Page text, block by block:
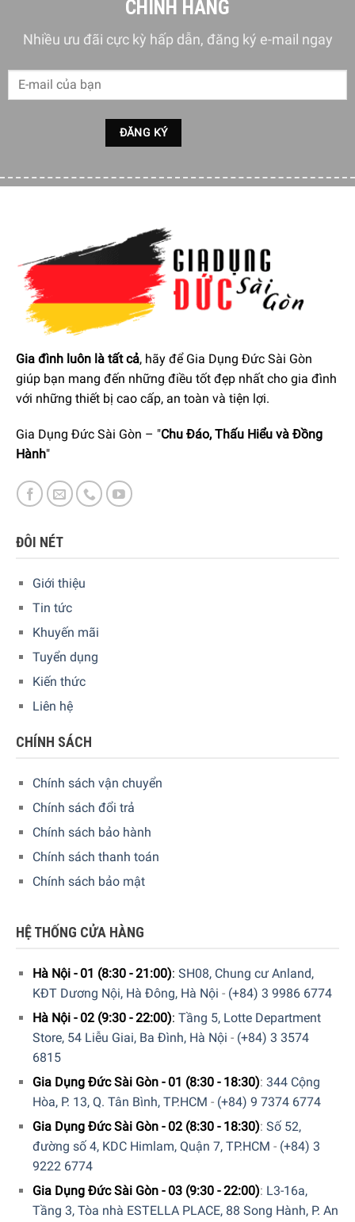
Đường nét tinh tế, cùng màu sắc hài hòa
Staub Cocotte màu xanh lá cây húng quế tô điểm thêm sắc
màu vào nhà bếp của bạn. La Cocotte có thể sử dụng cho
khi nấu nướng. Cùng với đường nét tinh tế, thiết kế nổi bật
sẽ là sựa lựa chọn hàng đầu cho bạn.
Tay cầm lớn dễ sử dụng
Với phong cách thiết kế kết hợp giữa hiện đại và truyền
thống nhưng vẫn đảm bảo được sự tiện lợi trong quá trình
công với 2 tay cầm lớn trên thân nồi, giúp cho việc bưng bê,
di chuyển nồi dễ dàng khi sử dụng trên bếp, trong lò hoặc
để nấu ăn, đảm bảo an toàn khi nấu nướng.
CHÍNH HÃNG
Nhiều ưu đãi cực kỳ hấp dẫn, đăng ký e-mail ngay
Gia đình luôn là tất cả, hãy để Gia Dụng Đức Sài Gòn
giúp bạn mang đến những điều tốt đẹp nhất cho gia đình
với những thiết bị cao cấp, an toàn và tiện lợi.
Gia Dụng Đức Sài Gòn – "Chu Đáo, Thấu Hiểu và Đồng
Hành"
ĐÔI NÉT
Giới thiệu
Tin tức
Khuyến mãi
Tuyển dụng
Kiến thức
Liên hệ
CHÍNH SÁCH
Chính sách vận chuyển
Chính sách đổi trả
Chính sách bảo hành
Chính sách thanh toán
Chính sách bảo mật
HỆ THỐNG CỬA HÀNG
Hà Nội - 01 (8:30 - 21:00): SH08, Chung cư Anland,
KĐT Dương Nội, Hà Đông, Hà Nội - (+84) 3 9986 6774
Hà Nội - 02 (9:30 - 22:00): Tầng 5, Lotte Department
Store, 54 Liễu Giai, Ba Đình, Hà Nội - (+84) 3 3574
6815
Gia Dụng Đức Sài Gòn - 01 (8:30 - 18:30): 344 Cộng
Hòa, P. 13, Q. Tân Bình, TP.HCM - (+84) 9 7374 6774
Gia Dụng Đức Sài Gòn - 02 (8:30 - 18:30): Số 52,
đường số 4, KDC Himlam, Quận 7, TP.HCM - (+84) 3
9222 6774
Gia Dụng Đức Sài Gòn - 03 (9:30 - 22:00): L3-16a,
Tầng 3, Tòa nhà ESTELLA PLACE, 88 Song Hành, P. An